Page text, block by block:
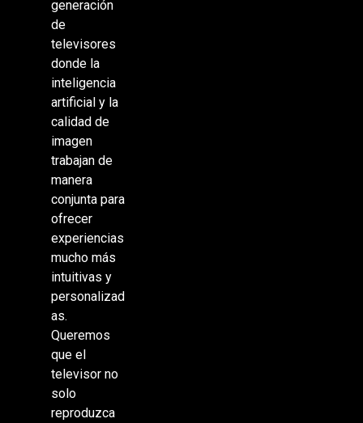
generación
de
televisores
donde la
inteligencia
artificial y la
calidad de
imagen
trabajan de
manera
conjunta para
ofrecer
experiencias
mucho más
intuitivas y
personalizad
as.
Queremos
que el
televisor no
solo
reproduzca